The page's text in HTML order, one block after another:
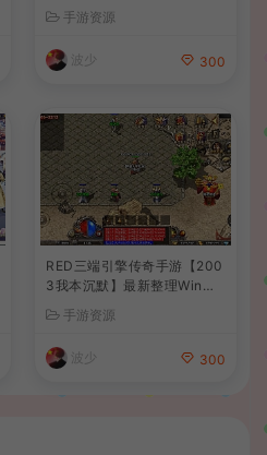
建教程+全套源码+视频教程
手游资源
波少 300
RED三端引擎传奇手游【200
3我本沉默】最新整理Win系
服务端+安卓苹果PC三端+详
细搭建教程
手游资源
波少 300